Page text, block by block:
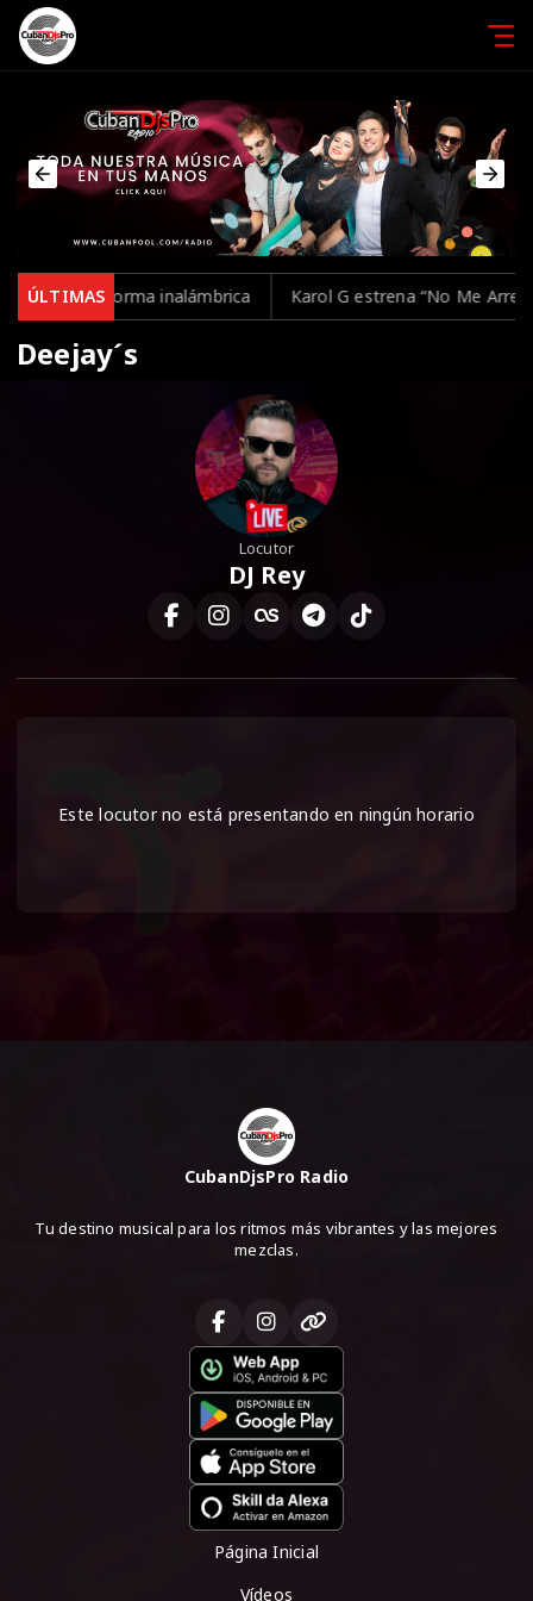
ÚLTIMAS
de forma inalámbrica Karol G estrena “No Me
Deejay´s
Locutor
DJ Rey
Este locutor no está presentando en ningún horario
CubanDjsPro Radio
Tu destino musical para los ritmos más vibrantes y las mejores
mezclas.
Página Inicial
Vídeos